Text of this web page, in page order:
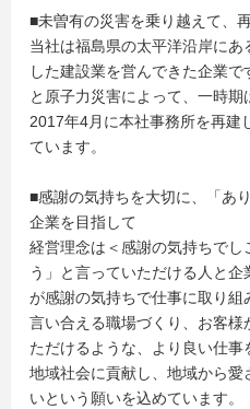
■未曽有の災害を乗り越えて、
当社は福島県の太平洋沿岸に
した建設業を営んできた企業
と原子力災害によって、一時期
2017年4月に本社事務所を再建
ています。
■感謝の気持ちを大切に、「あ
企業を目指して
経営理念は＜感謝の気持ちで
う」と言っていただける人と
が感謝の気持ちで仕事に取り組
言い合える職場づくり、お客
ただけるような、より良い仕
地域社会に貢献し、地域から
いという願いを込めています。